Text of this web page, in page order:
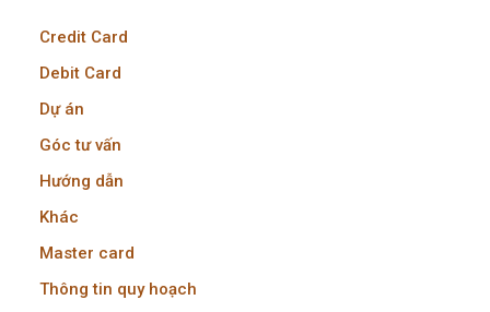
Credit Card
Debit Card
Dự án
Góc tư vấn
Hướng dẫn
Khác
Master card
Thông tin quy hoạch